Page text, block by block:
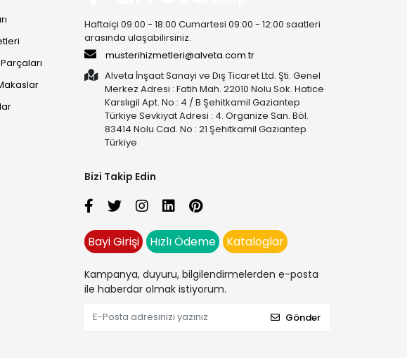
Haftaiçi 09:00 - 18:00 Cumartesi 09:00 - 12:00 saatleri
arasında ulaşabilirsiniz.
musterihizmetleri@alveta.com.tr
Alveta İnşaat Sanayi ve Dış Ticaret Ltd. Şti. Genel
Merkez Adresi : Fatih Mah. 22010 Nolu Sok. Hatice
Karslıgil Apt. No : 4 / B Şehitkamil Gaziantep
Türkiye Sevkiyat Adresi : 4. Organize San. Böl.
83414 Nolu Cad. No : 21 Şehitkamil Gaziantep
Türkiye
Bizi Takip Edin
Bayi Girişi Hızlı Ödeme Kataloglar
Kampanya, duyuru, bilgilendirmelerden e-posta
ile haberdar olmak istiyorum.
Gönder